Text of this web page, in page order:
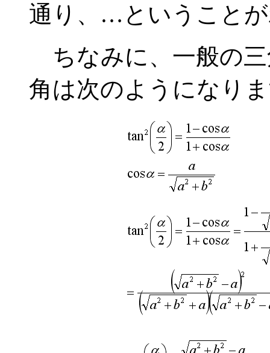
通り、…ということ
ちなみに、一般の
角は次のようになり